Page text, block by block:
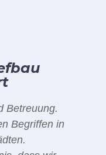
Betreuung.
Begriffen in